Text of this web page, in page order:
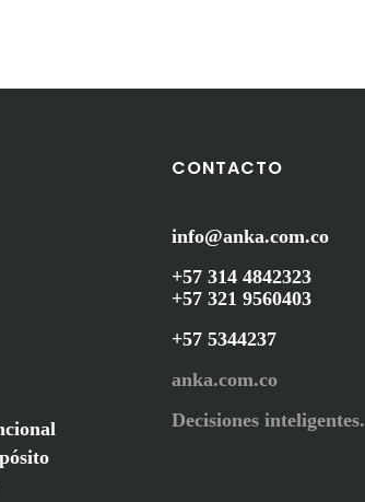
CONTACTO
info@anka.com.co
+57 314 4842323
+57 321 9560403
+57 5344237
anka.com.co
Decisiones inteligentes.